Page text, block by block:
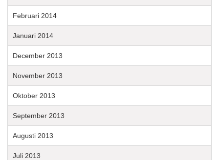
Februari 2014
Januari 2014
December 2013
November 2013
Oktober 2013
September 2013
Augusti 2013
Juli 2013